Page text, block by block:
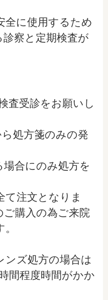
全に使用するため
察と定期検査が
査受診をお願いし
ら処方箋のみの発
合にのみ処方を
て注文となりま
ご購入の為ご来院
ズ処方の場合は
間程度時間がかか